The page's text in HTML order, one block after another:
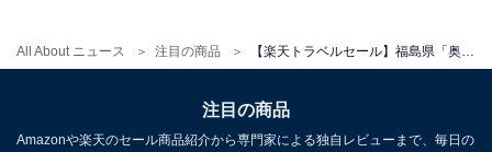
All About ニュース 注目の商品
注目の商品
Amazonや楽天のセール商品紹介から専門家による独自レビューまで、毎日の